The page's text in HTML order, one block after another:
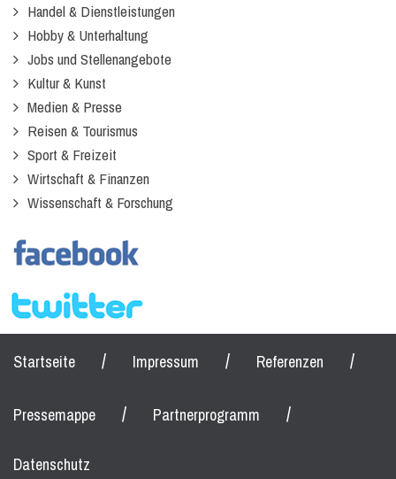
Handel & Dienstleistungen
Hobby & Unterhaltung
Jobs und Stellenangebote
Kultur & Kunst
Medien & Presse
Reisen & Tourismus
Sport & Freizeit
Wirtschaft & Finanzen
Wissenschaft & Forschung
Startseite / Impressum / Referenzen /
Pressemappe / Partnerprogramm /
Datenschutz